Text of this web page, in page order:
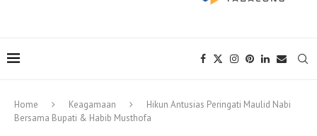
Home Keagamaan
Hikun Antusias Peringati Maulid Nabi
Bersama Bupati & Habib Musthofa